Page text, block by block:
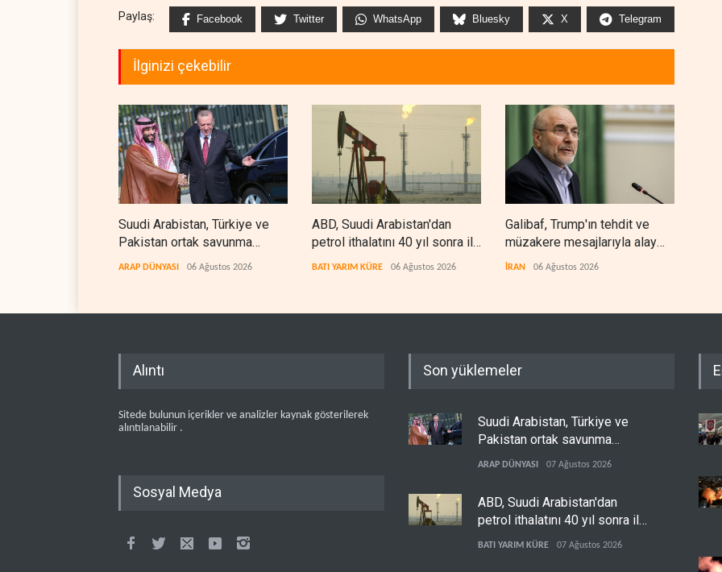
Paylaş: Facebook Twitter WhatsApp Bluesky X Telegram
İlginizi çekebilir
Suudi Arabistan, Türkiye ve
Pakistan ortak savunma
anlaşması imzaladı
ARAP DÜNYASI 06 Ağustos 2026
ABD, Suudi Arabistan'dan
petrol ithalatını 40 yıl sonra ilk
kez durdurdu
BATI YARIM KÜRE 06 Ağustos 2026
Galibaf, Trump'ın tehdit ve
müzakere mesajlarıyla alay
etti
İRAN 06 Ağustos 2026
Alıntı
Sitede bulunun içerikler ve analizler kaynak gösterilerek
alıntılanabilir .
Sosyal Medya
Son yüklemeler
Suudi Arabistan, Türkiye ve
Pakistan ortak savunma
anlaşması imzaladı
ARAP DÜNYASI 07 Ağustos 2026
ABD, Suudi Arabistan'dan
petrol ithalatını 40 yıl sonra ilk
kez durdurdu
BATI YARIM KÜRE 07 Ağustos 2026